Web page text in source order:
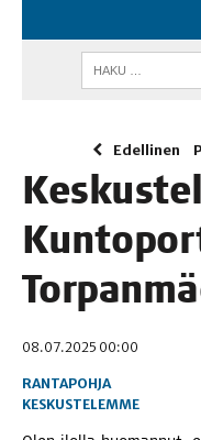
Edellinen
08.07.2025 00:00
RANTAPOHJA
KESKUSTELEMME